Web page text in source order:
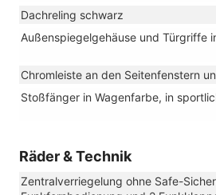
Dachreling schwarz
Außenspiegelgehäuse und Türgriffe
Chromleiste an den Seitenfenstern
Stoßfänger in Wagenfarbe, in
Räder & Technik
Zentralverriegelung ohne Safe-